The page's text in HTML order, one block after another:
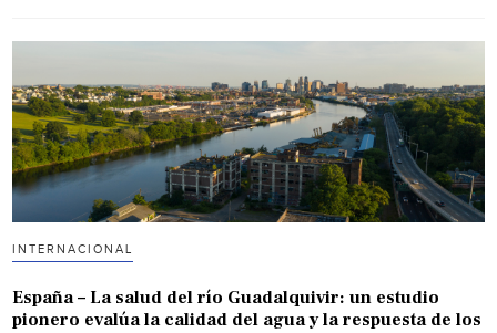
INTERNACIONAL
España – La salud del río Guadalquivir: un estudio
pionero evalúa la calidad del agua y la respuesta de los